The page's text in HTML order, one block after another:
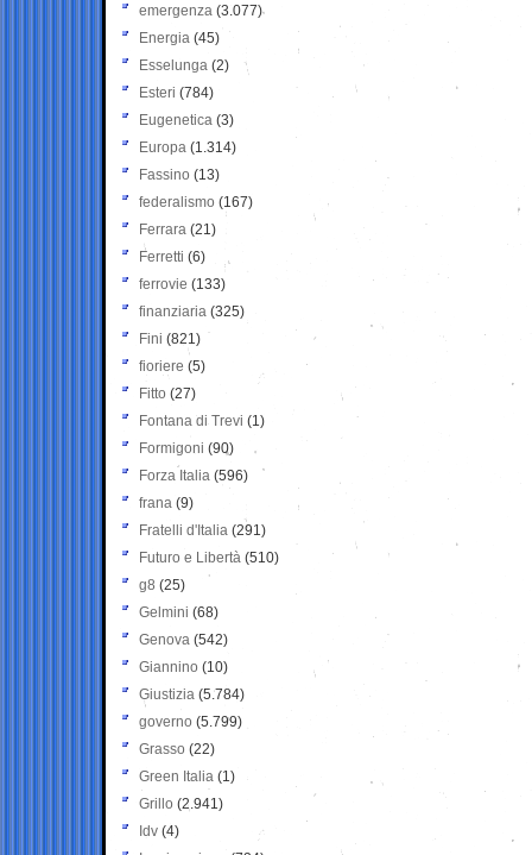
emergenza (3.077)
Energia (45)
Esselunga (2)
Esteri (784)
Eugenetica (3)
Europa (1.314)
Fassino (13)
federalismo (167)
Ferrara (21)
Ferretti (6)
ferrovie (133)
finanziaria (325)
Fini (821)
fioriere (5)
Fitto (27)
Fontana di Trevi (1)
Formigoni (90)
Forza Italia (596)
frana (9)
Fratelli d'Italia (291)
Futuro e Libertà (510)
g8 (25)
Gelmini (68)
Genova (542)
Giannino (10)
Giustizia (5.784)
governo (5.799)
Grasso (22)
Green Italia (1)
Grillo (2.941)
Idv (4)